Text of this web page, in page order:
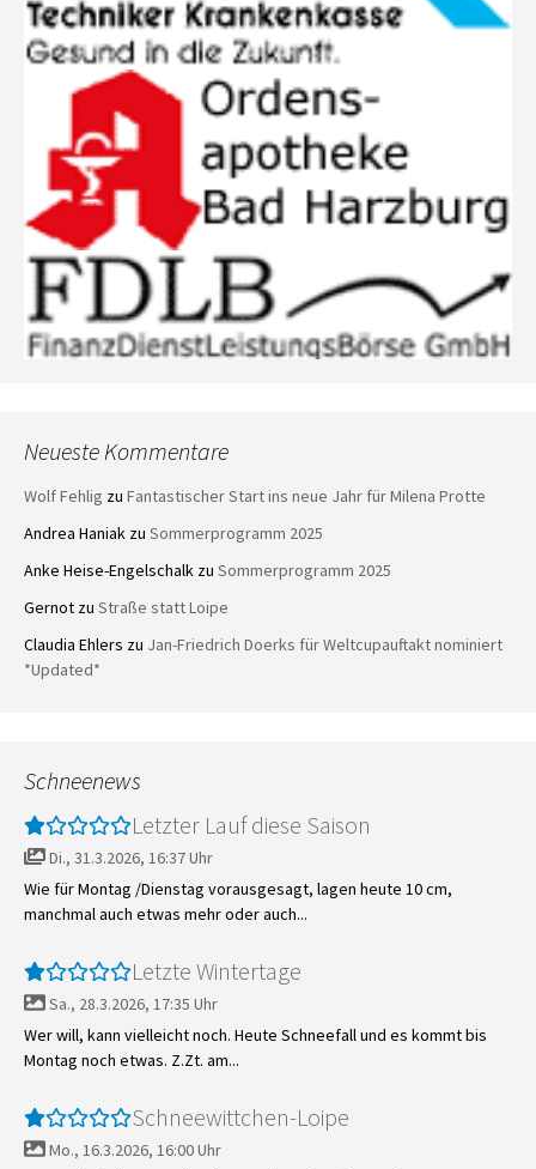
Neueste Kommentare
Wolf Fehlig zu Fantastischer Start ins neue Jahr für Milena Protte
Andrea Haniak zu Sommerprogramm 2025
Anke Heise-Engelschalk zu Sommerprogramm 2025
Gernot zu Straße statt Loipe
Claudia Ehlers zu Jan-Friedrich Doerks für Weltcupauftakt nominiert
*Updated*
Schneenews
Letzter Lauf diese Saison
Di., 31.3.2026, 16:37 Uhr
Wie für Montag /Dienstag vorausgesagt, lagen heute 10 cm,
manchmal auch etwas mehr oder auch...
Letzte Wintertage
Sa., 28.3.2026, 17:35 Uhr
Wer will, kann vielleicht noch. Heute Schneefall und es kommt bis
Montag noch etwas. Z.Zt. am...
Schneewittchen-Loipe
Mo., 16.3.2026, 16:00 Uhr